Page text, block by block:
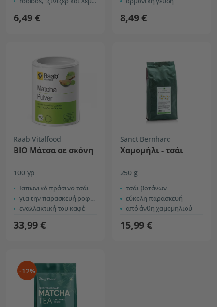
6,49 € 8,49 €
Raab Vitalfood
ΒΙΟ Μάτσα σε σκόνη
100 γρ
Ιαπωνικό πράσινο τσάι
για την παρασκευή ροφημάτων, γλυκών κ.λπ.
εναλλακτική του καφέ
33,99 €
Sanct Bernhard
Χαμομήλι - τσάι
250 g
τσάι βοτάνων
εύκολη παρασκευή
από άνθη χαμομηλιού
15,99 €
-12%